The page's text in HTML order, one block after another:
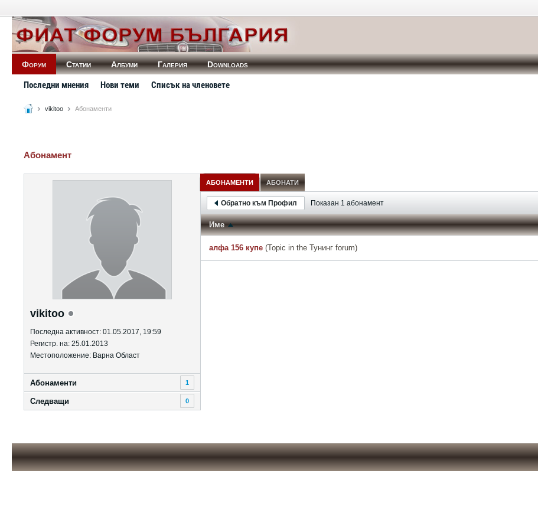
Форум Статии Албуми Галерия Downloads
Последни мнения Нови теми Списък на членовете
vikitoo Абонаменти
Абонамент
vikitoo
Последна активност: 01.05.2017, 19:59
Регистр. на: 25.01.2013
Местоположение: Варна Област
Абонаменти 1
Следващи 0
АБОНАМЕНТИ АБОНАТИ
Обратно към Профил Показан 1 абонамент
Име
алфа 156 купе (Topic in the Тунинг forum)